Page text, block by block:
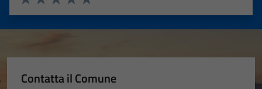
Valuta 5 stelle su 5
Valuta 4 stelle su 5
Valuta 3 stelle su 5
Valuta 2 stelle su 5
Valuta 1 stelle su 5
Contatta il Comune